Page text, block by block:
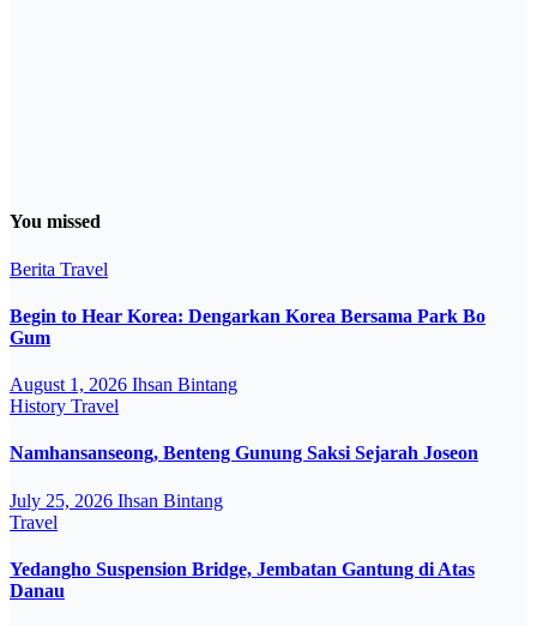
You missed
Berita Travel
Begin to Hear Korea: Dengarkan Korea Bersama Park Bo
Gum
August 1, 2026 Ihsan Bintang
History Travel
Namhansanseong, Benteng Gunung Saksi Sejarah Joseon
July 25, 2026 Ihsan Bintang
Travel
Yedangho Suspension Bridge, Jembatan Gantung di Atas
Danau